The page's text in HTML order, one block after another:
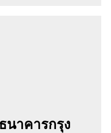
าคารกรุง